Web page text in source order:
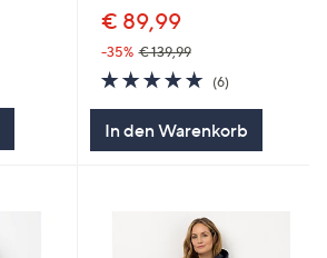
€ 89,99
-35% € 139,99
4.7
von
(6)6
In den Warenkorb